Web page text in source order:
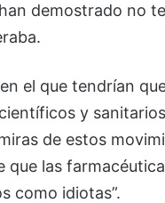
demostrado no
el que tendrían
y
de estos
las
como idiotas”.